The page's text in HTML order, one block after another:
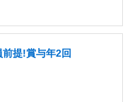
提!賞与年2回